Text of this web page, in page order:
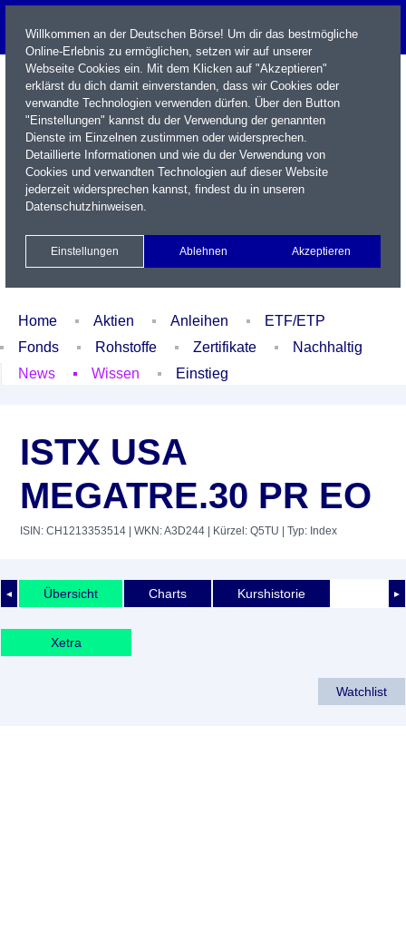
Name / WKN / ISIN / Kürzel
Xetra Realtime
Watchlist Portfolio Login
Home Aktien Anleihen
ETF/ETP
Fonds
Rohstoffe Zertifikate
Nachhaltig
News
Wissen Einstieg
ISTX USA
MEGATRE.30 PR EO
ISIN: CH1213353514 | WKN: A3D244 | Kürzel: Q5TU | Typ: Index
◄ ►
Übersicht Charts Kurshistorie
Xetra
Watchlist
Willkommen an der Deutschen Börse! Um dir das bestmögliche
Online-Erlebnis zu ermöglichen, setzen wir auf unserer
Webseite Cookies ein. Mit dem Klicken auf "Akzeptieren"
erklärst du dich damit einverstanden, dass wir Cookies oder
verwandte Technologien verwenden dürfen. Über den Button
"Einstellungen" kannst du der Verwendung der genannten
Dienste im Einzelnen zustimmen oder widersprechen.
Detaillierte Informationen und wie du der Verwendung von
Cookies und verwandten Technologien auf dieser Website
jederzeit widersprechen kannst, findest du in unseren
Datenschutzhinweisen.
Einstellungen Ablehnen Akzeptieren